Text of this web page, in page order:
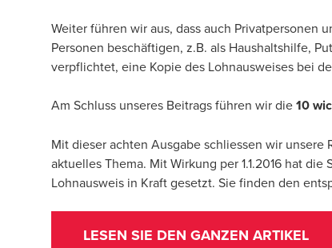
Weiter führen wir aus, dass auch Privatpersonen
Personen beschäftigen, z.B. als Haushaltshilfe,
verpflichtet, eine Kopie des Lohnausweises bei
Am Schluss unseres Beitrags führen wir die10
Mit dieser achten Ausgabe schliessen wir
aktuelles Thema. Mit Wirkung per 1.1.2016 hat
Lohnausweis in Kraft gesetzt. Sie finden den
LESEN SIE DEN GANZEN ARTIKEL